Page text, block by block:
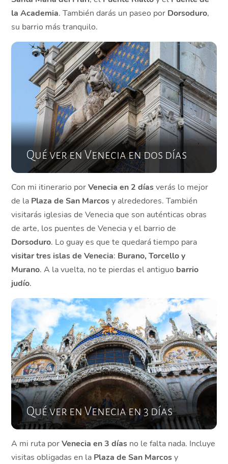
la Academia. También darás un paseo por Dorsoduro,
su barrio más tranquilo.
Qué ver en Venecia en dos días
Con mi itinerario porVenecia en 2 díasverás lo mejor
de la Plaza de San Marcosy alrededores. También
visitarás iglesias de Venecia que son auténticas obras
de arte, los puentes de Venecia y el barrio de
Dorsoduro. Lo guay es que te quedará tiempo para
visitar tres islas de Venecia: Burano, Torcello y
Murano. A la vuelta, no te pierdas el antiguo barrio
judío.
Qué ver en Venecia en 3 días
A mi ruta porVenecia en 3 días no le falta nada. Incluye
visitas obligadas en la Plaza de San Marcosy